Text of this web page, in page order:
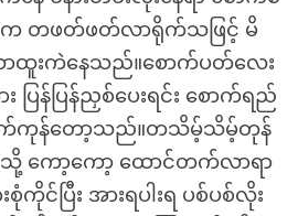
းက တဖတ်ဖတ်လာရိုက်သဖြင့် မိ
ထူးကဲနေသည်။စောက်ပတ်လေး
ပြန်ပြန်ညှစ်ပေးရင်း စောက်ရည်
ထွက်ကုန်တော့သည်။တသိမ့်သိမ့်တုန်
သို့ ကော့ကော့ ထောင်တက်လာရာ
ကိုင်ပြီး အားရပါးရ ပစ်ပစ်လိုး